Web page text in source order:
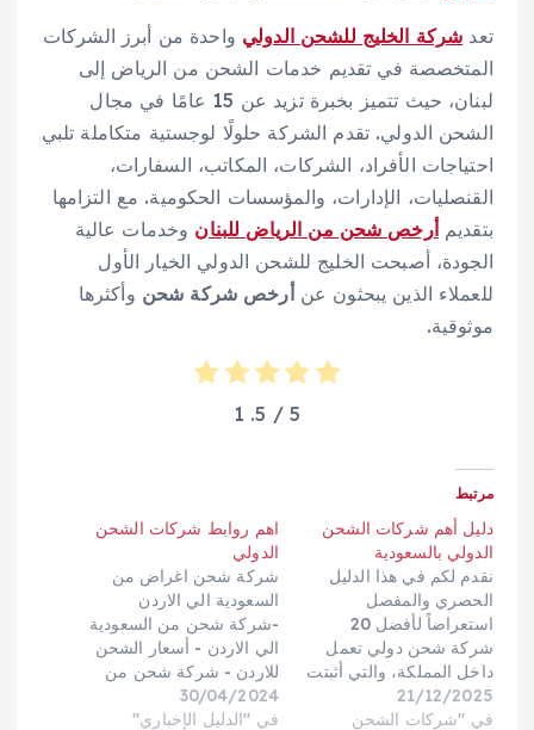
تعد شركة الخليج للشحن الدولي واحدة من أبرز الشركات
المتخصصة في تقديم خدمات الشحن من الرياض إلى
لبنان، حيث تتميز بخبرة تزيد عن 15 عامًا في مجال
الشحن الدولي. تقدم الشركة حلولًا لوجستية متكاملة تلبي
احتياجات الأفراد، الشركات، المكاتب، السفارات،
القنصليات، الإدارات، والمؤسسات الحكومية. مع التزامها
بتقديم أرخص شحن من الرياض للبنان وخدمات عالية
الجودة، أصبحت الخليج للشحن الدولي الخيار الأول
للعملاء الذين يبحثون عن أرخص شركة شحن وأكثرها
موثوقية.
5
/ 5.
1
مرتبط
دليل أهم شركات الشحن
الدولي بالسعودية
نقدم لكم في هذا الدليل
الحصري والمفصل
استعراضاً لأفضل 20
شركة شحن دولي تعمل
داخل المملكة، والتي أثبتت
كفاءتها في تقديم حلول
شحن بري، بحري، وجوي،
21/12/2025
في "شركات الشحن
اهم روابط شركات الشحن
الدولي
شركة شحن اغراض من
السعودية الي الاردن
-شركة شحن من السعودية
الي الاردن - أسعار الشحن
للاردن - شركة شحن من
السعودية الي الاردن -
شحن اغراض للاردن -
30/04/2024
في "الدليل الإخباري"